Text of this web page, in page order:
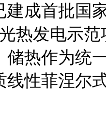
建成首批
热发电示
储热作为统
线性菲涅尔